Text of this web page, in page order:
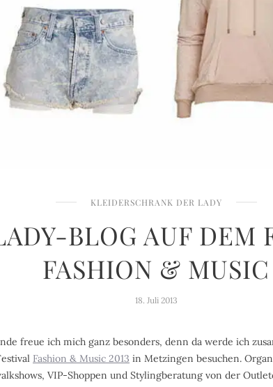
KLEIDERSCHRANK DER LADY
BLOG AUF DEM
FASHION & MUSIC
18. Juli 2013
freue ich mich ganz besonders, denn da werde ich
Fashion & Music 2013 in Metzingen besuchen.
VIP-Shoppen und Stylingberatung von der